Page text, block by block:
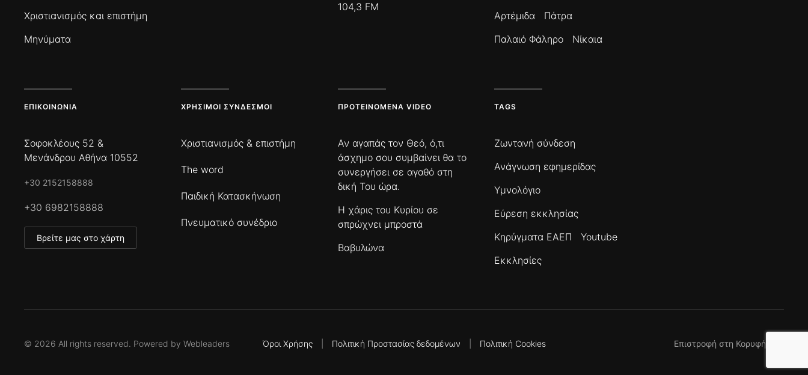
Χριστιανισμός και επιστήμη
Μηνύματα
104,3 FM
Αρτέμιδα
Πάτρα
Παλαιό Φάληρο
Νίκαια
ΕΠΙΚΟΙΝΩΝΊΑ
Σοφοκλέους 52 &
Μενάνδρου Αθήνα 10552
+30 2152158888
+30 6982158888
Βρείτε μας στο χάρτη
ΧΡΉΣΙΜΟΙ ΣΎΝΔΕΣΜΟΙ
Χριστιανισμός & επιστήμη
The word
Παιδική Κατασκήνωση
Πνευματικό συνέδριο
ΠΡΟΤΕΙΝΌΜΕΝΑ VIDEO
Αν αγαπάς τον Θεό, ό,τι
άσχημο σου συμβαίνει θα το
συνεργήσει σε αγαθό στη
δική Του ώρα.
Η χάρις του Κυρίου σε
σπρώχνει μπροστά
Βαβυλώνα
TAGS
Ζωντανή σύνδεση
Ανάγνωση εφημερίδας
Υμνολόγιο
Εύρεση εκκλησίας
Κηρύγματα ΕΑΕΠ
Youtube
Εκκλησίες
© 2026 All rights reserved. Powered by Webleaders Όροι Χρήσης| Πολιτική Προστασίας δεδομένων Πολιτική Cookies Επιστροφή στη Κορυφή